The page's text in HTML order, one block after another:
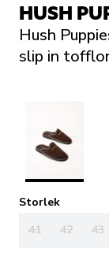
HUSH
Hush
slip in
Storlek
41
42 43